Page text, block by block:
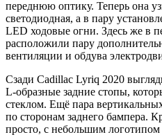
переднюю оптику. Теперь она
светодиодная, а в пару
LED ходовые огни. Здесь же в
расположили пару
вентиляции и обдува
Сзади Cadillac Lyriq 2020
L-образные задние стопы,
стеклом. Ещё пара
по сторонам заднего бампера.
просто, с небольшим